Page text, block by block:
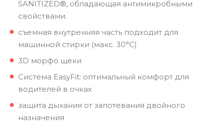
SANITIZED®, обладающая антимикробными
свойствами.
съемная внутренняя часть подходит для
машинной стирки (макс. 30°C)
3D морфо щеки
Система EasyFit: оптимальный комфорт для
водителей в очках
защита дыхания от запотевания двойного
назначения